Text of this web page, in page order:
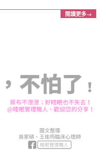
閱讀更多→